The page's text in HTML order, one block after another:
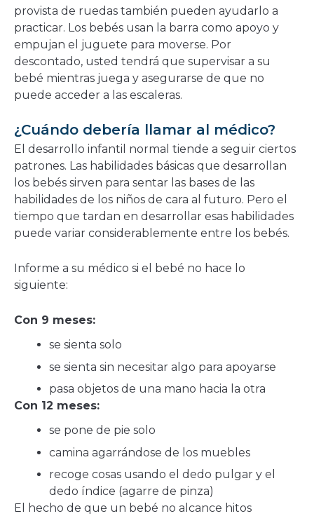
provista de ruedas también pueden ayudarlo a
practicar. Los bebés usan la barra como apoyo y
empujan el juguete para moverse. Por
descontado, usted tendrá que supervisar a su
bebé mientras juega y asegurarse de que no
puede acceder a las escaleras.
¿Cuándo debería llamar al médico?
El desarrollo infantil normal tiende a seguir ciertos
patrones. Las habilidades básicas que desarrollan
los bebés sirven para sentar las bases de las
habilidades de los niños de cara al futuro. Pero el
tiempo que tardan en desarrollar esas habilidades
puede variar considerablemente entre los bebés.
Informe a su médico si el bebé no hace lo
siguiente:
Con 9 meses:
se sienta solo
se sienta sin necesitar algo para apoyarse
pasa objetos de una mano hacia la otra
Con 12 meses:
se pone de pie solo
camina agarrándose de los muebles
recoge cosas usando el dedo pulgar y el
dedo índice (agarre de pinza)
El hecho de que un bebé no alcance hitos